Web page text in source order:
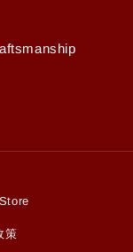
策